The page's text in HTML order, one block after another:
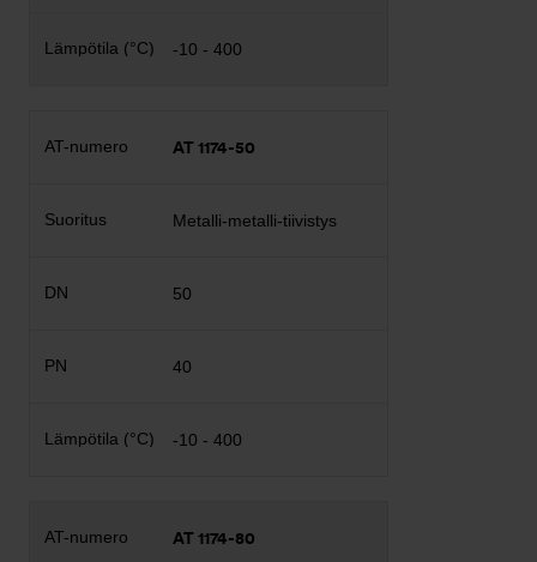
-10 - 400
AT 1174-50
Metalli-metalli-tiivistys
50
40
-10 - 400
AT 1174-80